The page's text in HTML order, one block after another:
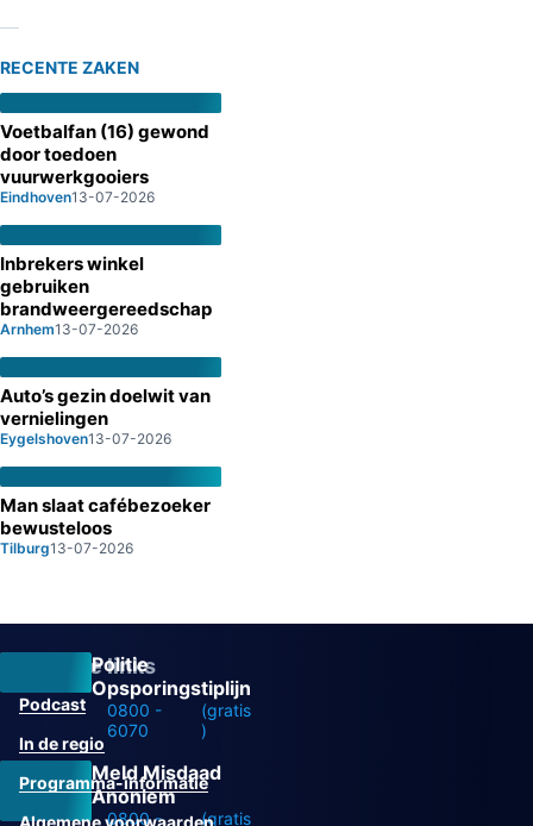
RECENTE ZAKEN
Voetbalfan (16) gewond
door toedoen
vuurwerkgooiers
Eindhoven13-07-2026
Inbrekers winkel
gebruiken
brandweergereedschap
Arnhem13-07-2026
Auto’s gezin doelwit van
vernielingen
Eygelshoven13-07-2026
Man slaat cafébezoeker
bewusteloos
Tilburg13-07-2026
Politie
Opsporingstiplijn
0800 -
6070
(gratis
)
Meld Misdaad
Anoniem
0800 - (gratis
Overige links
Podcast
In de regio
Programma-informatie
Algemene voorwaarden